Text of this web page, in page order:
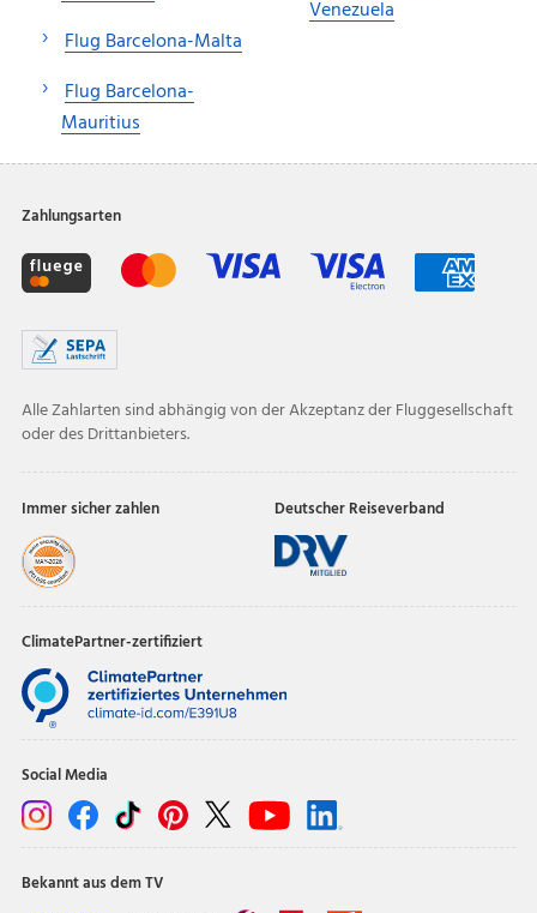
Flug Barcelona-Malta
Flug Barcelona-
Mauritius
Venezuela